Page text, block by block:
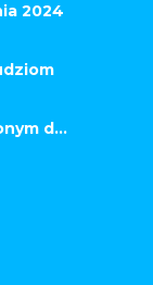
2024
d...